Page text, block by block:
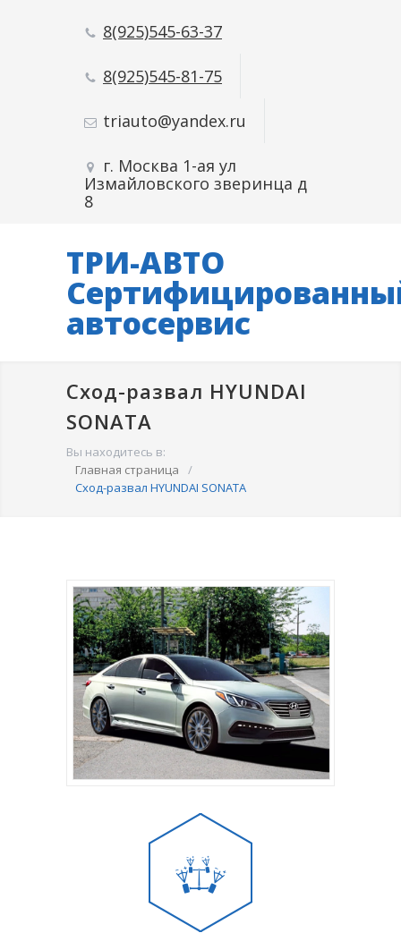
8(925)545-63-37
8(925)545-81-75
triauto@yandex.ru
г. Москва 1-ая ул
Измайловского зверинца д
8
ТРИ-АВТО
автосервис
Сход-развал HYUNDAI
SONATA
Вы находитесь в:
Главная страница
/
Сход-развал HYUNDAI SONATA